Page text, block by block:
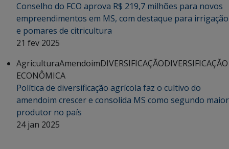
Conselho do FCO aprova R$ 219,7 milhões para novos
empreendimentos em MS, com destaque para irrigação
e pomares de citricultura
21 fev 2025
AgriculturaAmendoimDIVERSIFICAÇÃODIVERSIFICAÇÃO
ECONÔMICA
Política de diversificação agrícola faz o cultivo do
amendoim crescer e consolida MS como segundo maior
produtor no país
24 jan 2025